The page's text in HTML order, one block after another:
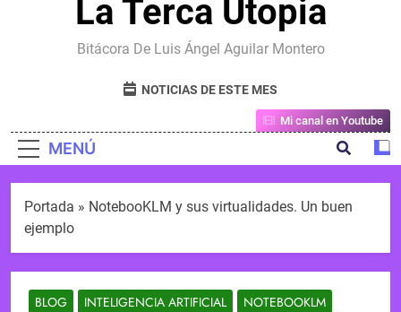
La Terca Utopia
Bitácora De Luis Ángel Aguilar Montero
NOTICIAS DE ESTE MES
MENÚ
Mi canal en Youtube
Portada » NotebooKLM y sus virtualidades. Un buen
ejemplo
BLOG INTELIGENCIA ARTIFICIAL NOTEBOOKLM